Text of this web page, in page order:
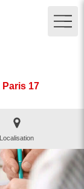
17
Localisation